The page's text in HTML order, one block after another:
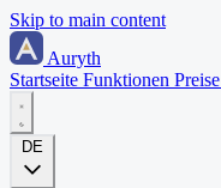
Skip to main content
Auryth
Startseite Funktionen Preise
DE